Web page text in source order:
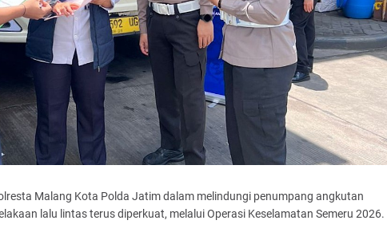
Malang Kota Polda Jatim dalam melindungi penumpang angkutan
lalu lintas terus diperkuat, melalui Operasi Keselamatan Semeru 2026.